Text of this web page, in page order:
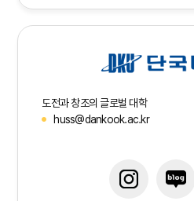
도전과 창조의 글로벌 대학
huss@dankook.ac.kr